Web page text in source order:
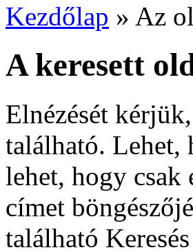
Kezdőlap » Az
A keresett
Elnézését
található. Lehet,
lehet, hogy csak
címet
található